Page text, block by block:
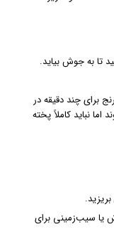
تا به جوش بیاید.
برای چند دقیقه در
نباید کاملاً پخته
یا سیب‌زمینی برای